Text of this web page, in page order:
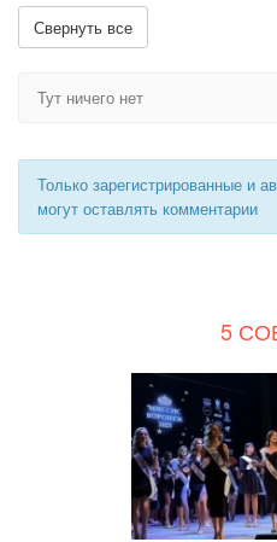
Свернуть все
Тут ничего нет
Только зарегистрированные и
могут оставлять комментарии
5